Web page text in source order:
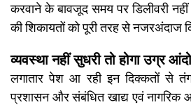
करवाने के बावजूद समय पर डिलीवरी
की शिकायतों को पूरी तरह से नजरअंदाज
व्यवस्था नहीं सुधरी तो होगा उग्र
लगातार पेश आ रही इन दिक्कतों से
प्रशासन और संबंधित खाद्य एवं नागरिक